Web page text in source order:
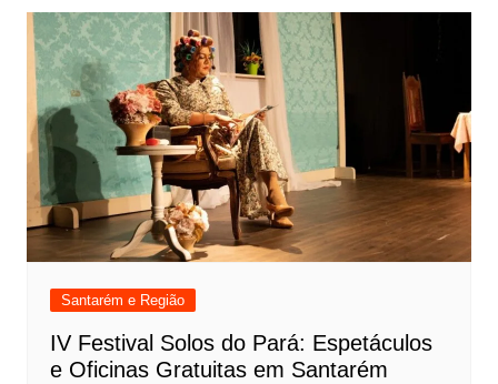
Santarém e Região
IV Festival Solos do Pará: Espetáculos
e Oficinas Gratuitas em Santarém